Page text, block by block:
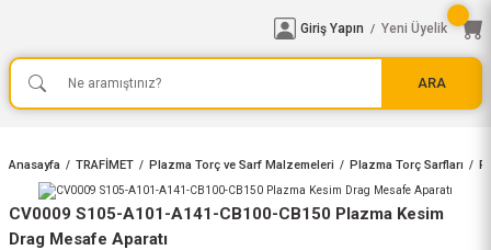
ARA
Giriş Yapın / Yeni Üyelik
Anasayfa TRAFİMET Plazma Torç ve Sarf Malzemeleri Plazma Torç Sarfları
CV0009 S105-A101-A141-CB100-CB150 Plazma Kesim
Drag Mesafe Aparatı